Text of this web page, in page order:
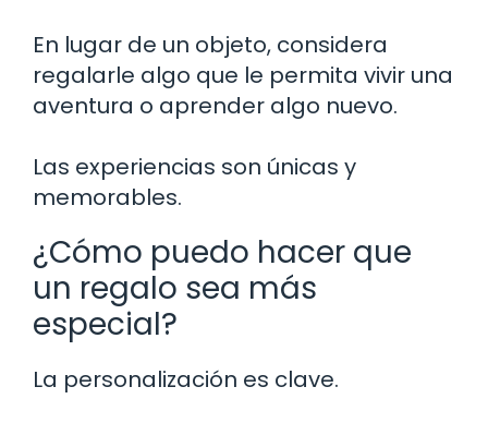
En lugar de un objeto, considera
regalarle algo que le permita vivir una
aventura o aprender algo nuevo.
Las experiencias son únicas y
memorables.
¿Cómo puedo hacer que
un regalo sea más
especial?
La personalización es clave.